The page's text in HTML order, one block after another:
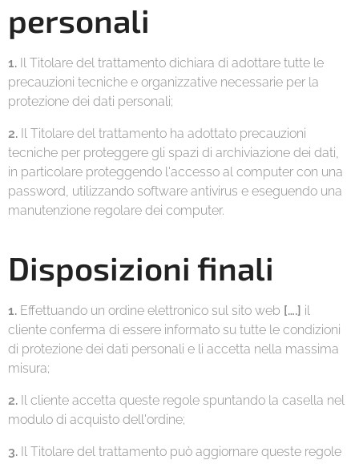
personali
1. Il Titolare del trattamento dichiara di adottare tutte le
precauzioni tecniche e organizzative necessarie per la
protezione dei dati personali;
2. Il Titolare del trattamento ha adottato precauzioni
tecniche per proteggere gli spazi di archiviazione dei dati,
in particolare proteggendo l'accesso al computer con una
password, utilizzando software antivirus e eseguendo una
manutenzione regolare dei computer.
Disposizioni finali
1. Effettuando un ordine elettronico sul sito web [….] il
cliente conferma di essere informato su tutte le condizioni
di protezione dei dati personali e li accetta nella massima
misura;
2. Il cliente accetta queste regole spuntando la casella nel
modulo di acquisto dell'ordine;
3. Il Titolare del trattamento può aggiornare queste regole